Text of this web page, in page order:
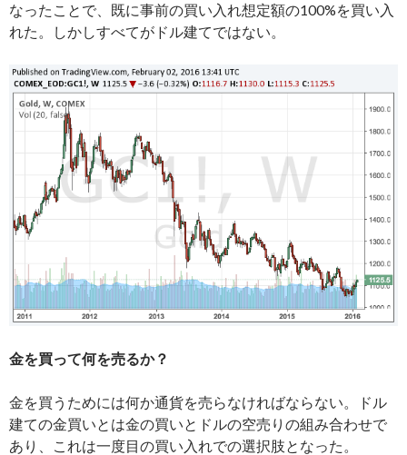
なったことで、既に事前の買い入れ想定額の100%を買い入
れた。しかしすべてがドル建てではない。
金を買って何を売るか？
金を買うためには何か通貨を売らなければならない。ドル
建ての金買いとは金の買いとドルの空売りの組み合わせで
あり、これは一度目の買い入れでの選択肢となった。